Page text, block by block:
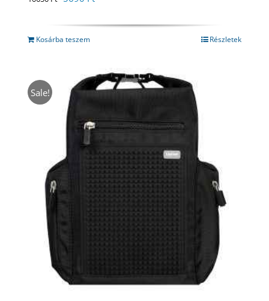
was:
10650 Ft.
is:
Kosárba teszem Részletek
Sale!